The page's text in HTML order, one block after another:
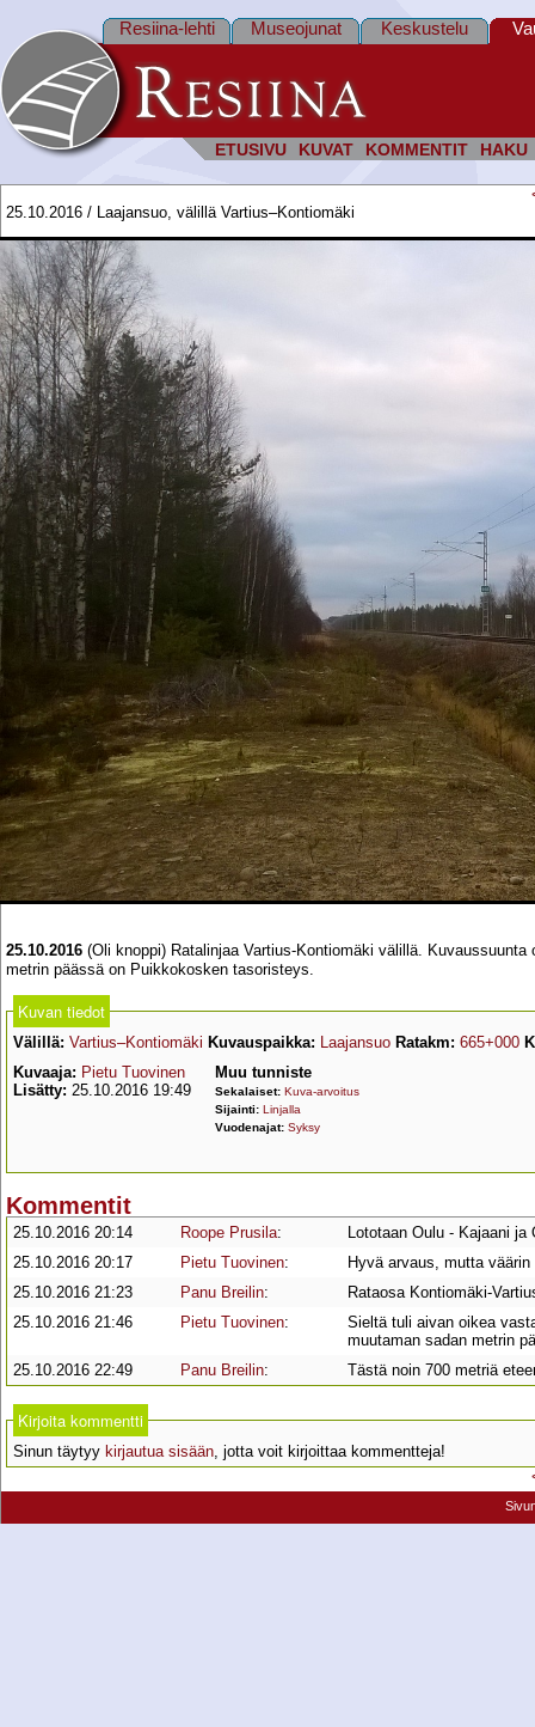
ETUSIVU KUVAT KOMMENTIT HAKU
Resiina-lehti Museojunat Keskustelu
25.10.2016 / Laajansuo, välillä Vartius–Kontiomäki
25.10.2016 (Oli knoppi) Ratalinjaa Vartius-Kontiomäki välillä.
metrin päässä on Puikkokosken tasoristeys.
Kuvan tiedot
Välillä: Vartius–Kontiomäki Kuvauspaikka: Laajansuo Ratakm: 665+000
Kuvaaja: Pietu Tuovinen
Lisätty: 25.10.2016 19:49
Muu tunniste
Sekalaiset: Kuva-arvoitus
Sijainti: Linjalla
Vuodenajat: Syksy
Kommentit
25.10.2016 20:14 Roope Prusila:
Lototaan Oulu - Kajaani ja
25.10.2016 20:17
Pietu Tuovinen:
Hyvä arvaus, mutta väärin
25.10.2016 21:23
Panu Breilin:
Rataosa Kontiomäki-
25.10.2016 21:46
Pietu Tuovinen:
Sieltä tuli aivan oikea
muutaman sadan metrin
25.10.2016 22:49
Panu Breilin: Tästä noin 700 metriä
Kirjoita kommentti
Sinun täytyy kirjautua sisään, jotta voit kirjoittaa kommentteja!